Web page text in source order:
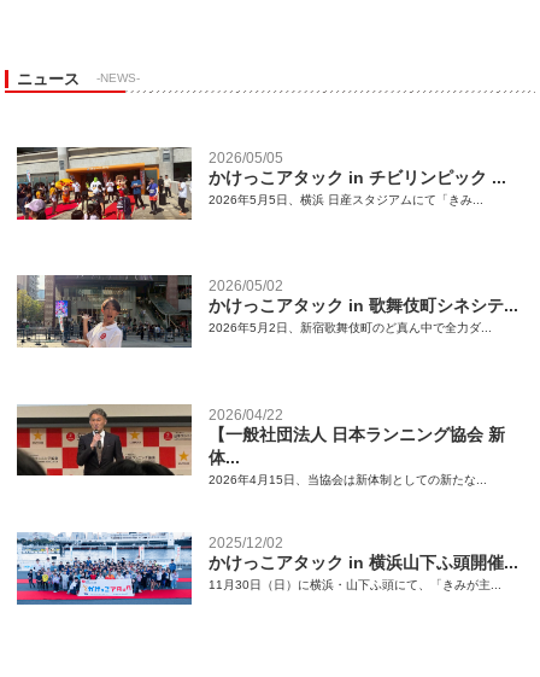
ニュース -NEWS-
2026/05/05
かけっこアタック in チビリンピック ...
2026年5月5日、横浜 日産スタジアムにて「きみ...
2026/05/02
かけっこアタック in 歌舞伎町シネシテ...
2026年5月2日、新宿歌舞伎町のど真ん中で全力ダ...
2026/04/22
【一般社団法人 日本ランニング協会 新
体...
2026年4月15日、当協会は新体制としての新たな...
2025/12/02
かけっこアタック in 横浜山下ふ頭開催...
11月30日（日）に横浜・山下ふ頭にて、「きみが主...